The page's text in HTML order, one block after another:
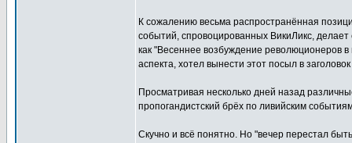
К сожалению весьма распространённая
событий, спровоцированных ВикиЛикс,
как "Весеннее возбуждение революционеров
аспекта, хотел вынести этот посыл в
Просматривая несколько дней назад
пропогандистский брёх по ливийским
Скучно и всё понятно. Но "вечер перестал